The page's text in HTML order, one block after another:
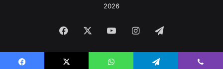
2026
Facebook YouTubeInstagram